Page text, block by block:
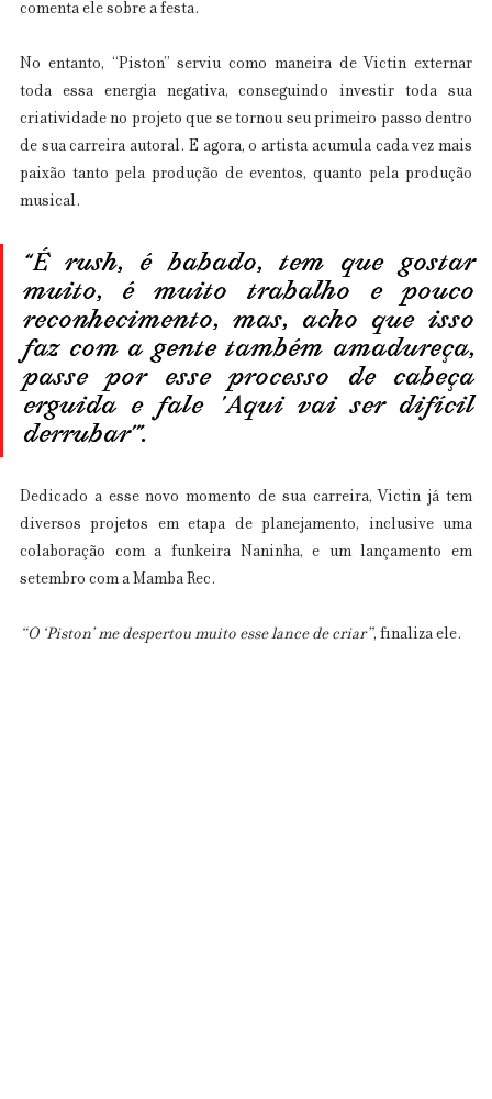
comenta ele sobre a festa.
No entanto, “Piston” serviu como maneira de Victin externar
toda essa energia negativa, conseguindo investir toda sua
criatividade no projeto que se tornou seu primeiro passo dentro
de sua carreira autoral. E agora, o artista acumula cada vez mais
paixão tanto pela produção de eventos, quanto pela produção
musical.
“É rush, é babado, tem que gostar
muito, é muito trabalho e pouco
reconhecimento, mas, acho que isso
faz com a gente também amadureça,
passe por esse processo de cabeça
erguida e fale 'Aqui vai ser difícil
derrubar’”.
Dedicado a esse novo momento de sua carreira, Victin já tem
diversos projetos em etapa de planejamento, inclusive uma
colaboração com a funkeira Naninha, e um lançamento em
setembro com a Mamba Rec.
“O ‘Piston’ me despertou muito esse lance de criar”, finaliza ele.